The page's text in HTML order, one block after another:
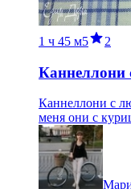
1 ч 45 м5 2
Каннеллони
Каннеллони с
меня они с